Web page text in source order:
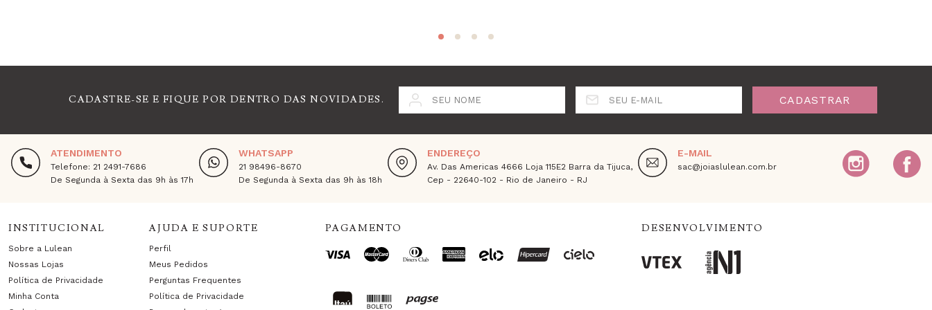
CADASTRE-SE E FIQUE POR DENTRO DAS NOVIDADES. SEU NOME SEU E-MAIL CADASTRAR
ATENDIMENTO
Telefone: 21 2491-7686
De Segunda à Sexta das 9h às 17h
WHATSAPP
21 98496-8670
De Segunda à Sexta das 9h às 18h
ENDEREÇO
Av. Das Americas 4666 Loja 115E2 Barra da Tijuca,
Cep - 22640-102 - Rio de Janeiro - RJ
E-MAIL
sac@joiaslulean.com.br
INSTITUCIONAL
Sobre a Lulean
Nossas Lojas
Política de Privacidade
Minha Conta
AJUDA E SUPORTE
Perfil
Meus Pedidos
Perguntas Frequentes
Política de Privacidade
PAGAMENTO DESENVOLVIMENTO